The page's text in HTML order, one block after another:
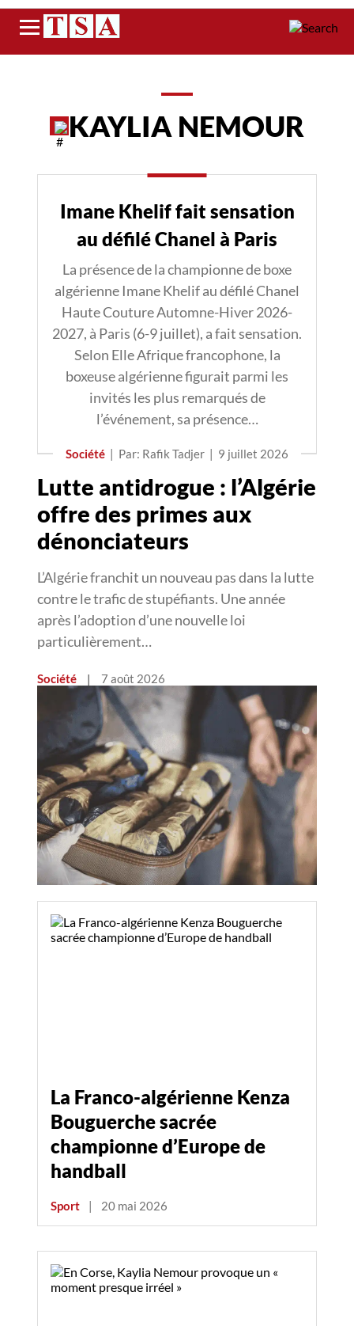
Menu
KAYLIA NEMOUR
Imane Khelif fait sensation
au défilé Chanel à Paris
La présence de la championne de boxe
algérienne Imane Khelif au défilé Chanel
Haute Couture Automne-Hiver 2026-
2027, à Paris (6-9 juillet), a fait sensation.
Selon Elle Afrique francophone, la
boxeuse algérienne figurait parmi les
invités les plus remarqués de
l’événement, sa présence…
Société | Par: Rafik Tadjer | 9 juillet 2026
Lutte antidrogue : l’Algérie
offre des primes aux
dénonciateurs
L’Algérie franchit un nouveau pas dans la lutte
contre le trafic de stupéfiants. Une année
après l’adoption d’une nouvelle loi
particulièrement…
Société | 7 août 2026
La Franco-algérienne Kenza
Bouguerche sacrée
championne d’Europe de
handball
Sport | 20 mai 2026